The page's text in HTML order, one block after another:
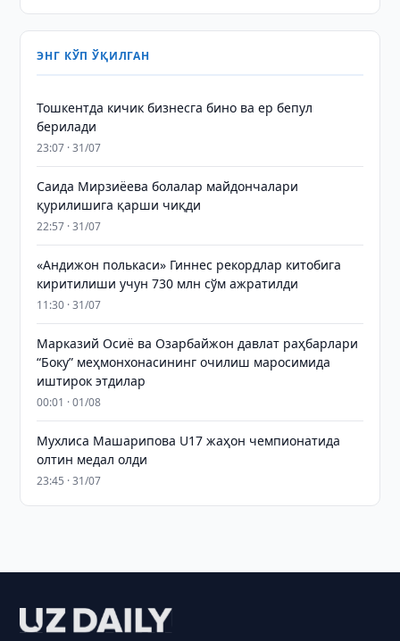
ЭНГ КЎП ЎҚИЛГАН
Тошкентда кичик бизнесга бино ва ер бепул
берилади
23:07 · 31/07
Саида Мирзиёева болалар майдончалари
қурилишига қарши чиқди
22:57 · 31/07
«Андижон полькаси» Гиннес рекордлар китобига
киритилиши учун 730 млн сўм ажратилди
11:30 · 31/07
Марказий Осиё ва Озарбайжон давлат раҳбарлари
“Боку” меҳмонхонасининг очилиш маросимида
иштирок этдилар
00:01 · 01/08
Мухлиса Машарипова U17 жаҳон чемпионатида
олтин медал олди
23:45 · 31/07